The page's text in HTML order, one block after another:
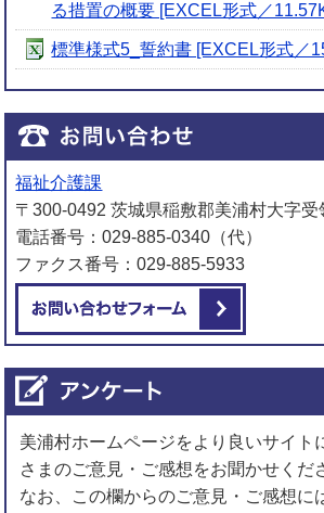
る措置の概要 [EXCEL形式／
標準様式5_誓約書 [EXCEL形式／
福祉介護課
〒300-0492 茨城県稲敷郡美浦村大字
電話番号：029-885-0340（代）
ファクス番号：029-885-5933
美浦村ホームページをより良いサイト
さまのご意見・ご感想をお聞かせくだ
なお、この欄からのご意見・ご感想に